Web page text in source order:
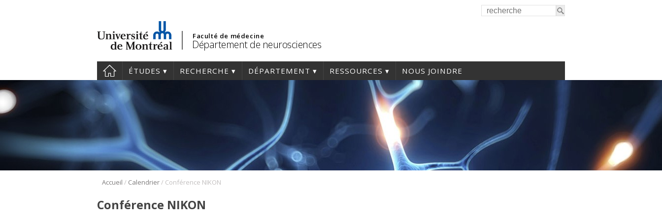
Faculté de médecine
Département de neurosciences
ÉTUDES RECHERCHE DÉPARTEMENT RESSOURCES NOUS JOINDRE
Accueil / Calendrier/ Conférence NIKON
Conférence NIKON